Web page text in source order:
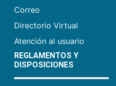
Correo
Directorio Virtual
Atención al usuario
REGLAMENTOS Y
DISPOSICIONES